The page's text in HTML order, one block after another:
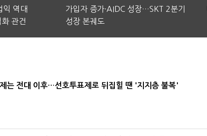
익 역대
관건
가입자 증가·AIDC 성장…SKT 2분기
성장 본궤도
는 전대 이후…선호투표제로 뒤집힐 땐 '지지층 불복'